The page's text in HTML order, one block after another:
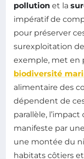
pollution et la
impératif de
pour préserver
surexploitation
exemple, met en
biodiversité
alimentaire des
dépendent de
parallèle, l’impact
manifeste par
une montée du
habitats côtiers